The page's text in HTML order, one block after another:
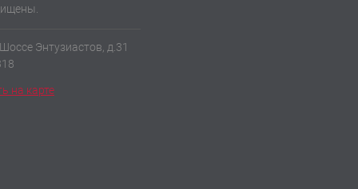
Энтузиастов, д.31
на карте